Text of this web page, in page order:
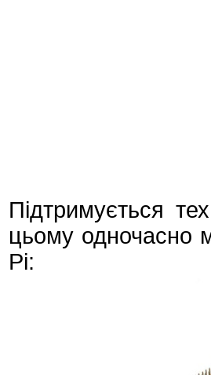
Підтримується
цьому одночасно
Pi: